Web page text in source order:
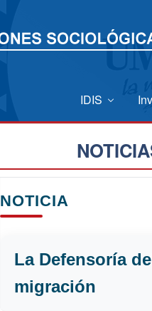
IDIS
NOTICIA
La Defensoría
migración